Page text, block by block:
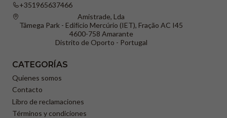
+351965637466
Amistrade, Lda
Tâmega Park - Edifício Mercúrio (IET), Fração AC I45
4600-758 Amarante
Distrito de Oporto - Portugal
CATEGORÍAS
Quienes somos
Contacto
Libro de reclamaciones
Términos y condiciones